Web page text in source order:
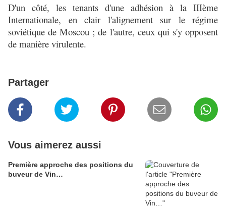
D'un côté, les tenants d'une adhésion à la IIIème
Internationale, en clair l'alignement sur le régime
soviétique de Moscou ; de l'autre, ceux qui s'y opposent
de manière virulente.
Partager
Vous aimerez aussi
Première approche des positions du
buveur de Vin…